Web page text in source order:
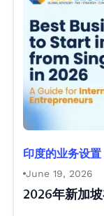
印度的业务设置
June 19, 2026
2026年新加